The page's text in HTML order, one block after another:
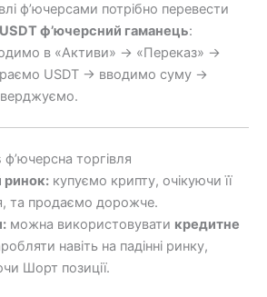
ф’ючерсами потрібно перевести
USDT ф’ючерсний гаманець:
в «Активи» → «Переказ» →
USDT → вводимо суму →
торгівля
ринок:купуємо крипту, очікуючи її
та продаємо дорожче.
можна використовувати кредитне
навіть на падінні ринку,
Шорт позиції.